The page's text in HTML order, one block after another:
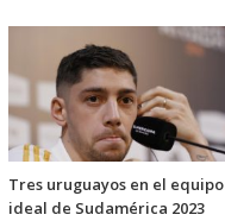
Tres uruguayos en el equipo
ideal de Sudamérica 2023